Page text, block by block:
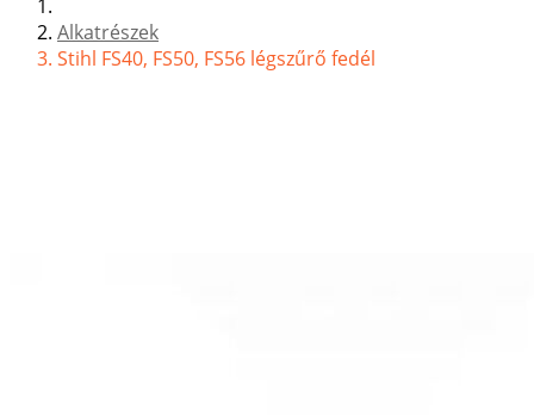
Alkatrészek
Stihl FS40, FS50, FS56 légszűrő fedél